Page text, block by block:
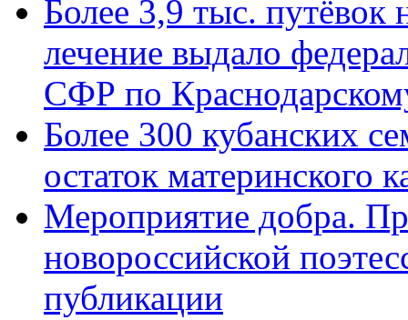
Более 3,9 тыс. путёвок
лечение выдало
СФР по
Более 300 кубанских
остаток материнского
Мероприятие добра.
новороссийской
публикации